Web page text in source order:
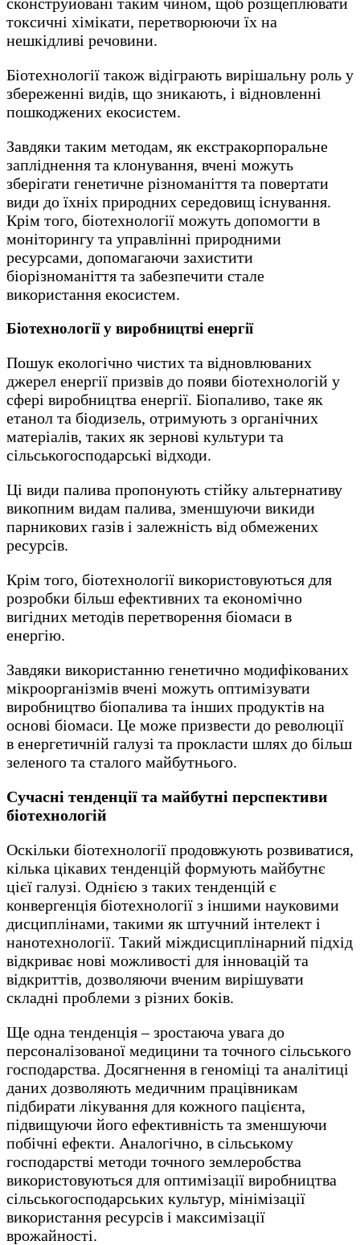
токсичні хімікати, перетворюючи їх на
нешкідливі речовини.
Біотехнології також відіграють вирішальну роль у
збереженні видів, що зникають, і відновленні
пошкоджених екосистем.
Завдяки таким методам, як екстракорпоральне
запліднення та клонування, вчені можуть
зберігати генетичне різноманіття та повертати
види до їхніх природних середовищ існування.
Крім того, біотехнології можуть допомогти в
моніторингу та управлінні природними
ресурсами, допомагаючи захистити
біорізноманіття та забезпечити стале
використання екосистем.
Біотехнології у виробництві енергії
Пошук екологічно чистих та відновлюваних
джерел енергії призвів до появи біотехнологій у
сфері виробництва енергії. Біопаливо, таке як
етанол та біодизель, отримують з органічних
матеріалів, таких як зернові культури та
сільськогосподарські відходи.
Ці види палива пропонують стійку альтернативу
викопним видам палива, зменшуючи викиди
парникових газів і залежність від обмежених
ресурсів.
Крім того, біотехнології використовуються для
розробки більш ефективних та економічно
вигідних методів перетворення біомаси в
енергію.
Завдяки використанню генетично модифікованих
мікроорганізмів вчені можуть оптимізувати
виробництво біопалива та інших продуктів на
основі біомаси. Це може призвести до революції
в енергетичній галузі та прокласти шлях до більш
зеленого та сталого майбутнього.
Сучасні тенденції та майбутні перспективи
біотехнологій
Оскільки біотехнології продовжують розвиватися,
кілька цікавих тенденцій формують майбутнє
цієї галузі. Однією з таких тенденцій є
конвергенція біотехнології з іншими науковими
дисциплінами, такими як штучний інтелект і
нанотехнології. Такий міждисциплінарний підхід
відкриває нові можливості для інновацій та
відкриттів, дозволяючи вченим вирішувати
складні проблеми з різних боків.
Ще одна тенденція – зростаюча увага до
персоналізованої медицини та точного сільського
господарства. Досягнення в геноміці та аналітиці
даних дозволяють медичним працівникам
підбирати лікування для кожного пацієнта,
підвищуючи його ефективність та зменшуючи
побічні ефекти. Аналогічно, в сільському
господарстві методи точного землеробства
використовуються для оптимізації виробництва
сільськогосподарських культур, мінімізації
використання ресурсів і максимізації
врожайності.